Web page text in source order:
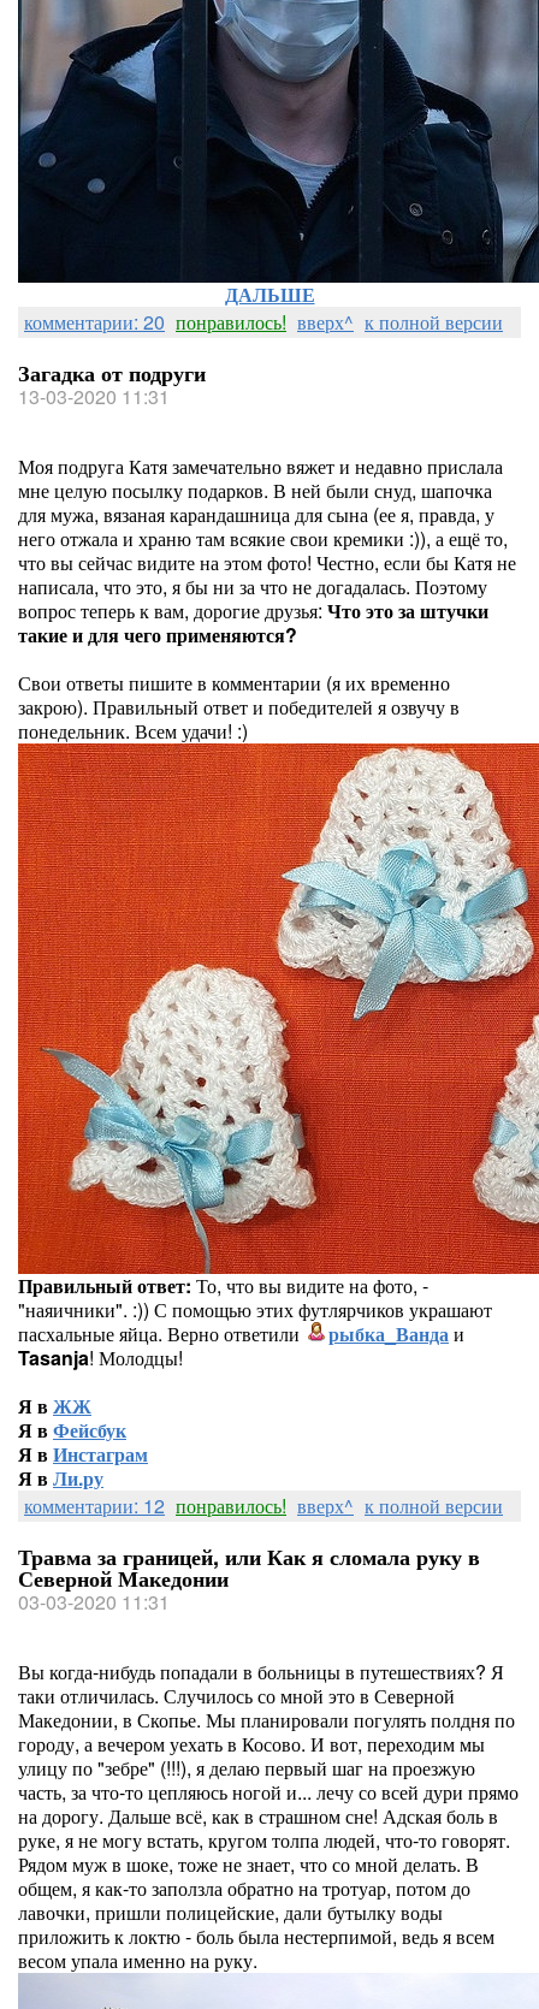
ДАЛЬШЕ
комментарии: 20 понравилось! вверх^ к полной версии
Загадка от подруги
13-03-2020 11:31
Моя подруга Катя замечательно вяжет и недавно прислала
мне целую посылку подарков. В ней были снуд, шапочка
для мужа, вязаная карандашница для сына (ее я, правда, у
него отжала и храню там всякие свои кремики :)), а ещё то,
что вы сейчас видите на этом фото! Честно, если бы Катя не
написала, что это, я бы ни за что не догадалась. Поэтому
вопрос теперь к вам, дорогие друзья: Что это за штучки
такие и для чего применяются?
Свои ответы пишите в комментарии (я их временно
закрою). Правильный ответ и победителей я озвучу в
понедельник. Всем удачи! :)
Правильный ответ: То, что вы видите на фото, -
"наяичники". :)) С помощью этих футлярчиков украшают
пасхальные яйца. Верно ответили
рыбка_Вандаи
Tasanja! Молодцы!
Я вЖЖ
Я вФейсбук
Я вИнстаграм
Я вЛи.ру
комментарии: 12 понравилось! вверх^ к полной версии
Травма за границей, или Как я сломала руку в
Северной Македонии
03-03-2020 11:31
Вы когда-нибудь попадали в больницы в путешествиях? Я
таки отличилась. Случилось со мной это в Северной
Македонии, в Скопье. Мы планировали погулять полдня по
городу, а вечером уехать в Косово. И вот, переходим мы
улицу по "зебре" (!!!), я делаю первый шаг на проезжую
часть, за что-то цепляюсь ногой и... лечу со всей дури прямо
на дорогу. Дальше всё, как в страшном сне! Адская боль в
руке, я не могу встать, кругом толпа людей, что-то говорят.
Рядом муж в шоке, тоже не знает, что со мной делать. В
общем, я как-то заползла обратно на тротуар, потом до
лавочки, пришли полицейские, дали бутылку воды
приложить к локтю - боль была нестерпимой, ведь я всем
весом упала именно на руку.